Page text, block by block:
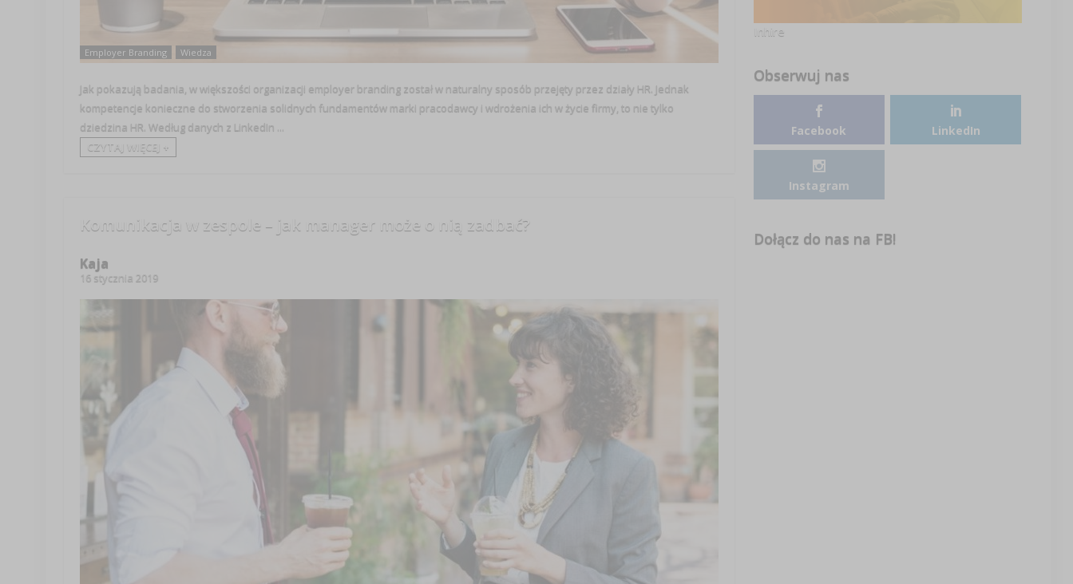
Employer Branding Wiedza
Jak pokazują badania, w większości organizacji employer branding został w naturalny sposób przejęty przez działy HR. Jednak
kompetencje konieczne do stworzenia solidnych fundamentów marki pracodawcy i wdrożenia ich w życie firmy, to nie tylko
dziedzina HR. Według danych z LinkedIn ...
CZYTAJ WIĘCEJ +
Komunikacja w zespole – jak manager może o nią zadbać?
Kaja
16 stycznia 2019
Inhire
Obserwuj nas
Facebook LinkedIn
Instagram
Dołącz do nas na FB!